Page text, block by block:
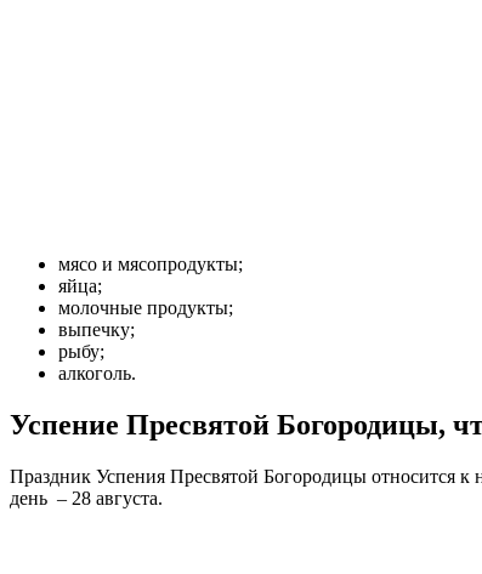
мясо и мясопродукты;
яйца;
молочные продукты;
выпечку;
рыбу;
алкоголь.
Успение Пресвятой Богородицы,
Праздник Успения Пресвятой Богородицы относится к
день – 28 августа.